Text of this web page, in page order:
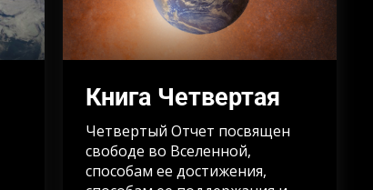
Книга Четвертая
Четвертый Отчет посвящен
свободе во Вселенной,
способам ее достижения,